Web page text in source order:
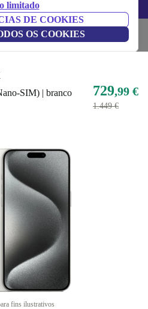
limitado
DE COOKIES
OS COOKIES
iPhones
SIM) | branco
729,99 €
1.449 €
fins ilustrativos